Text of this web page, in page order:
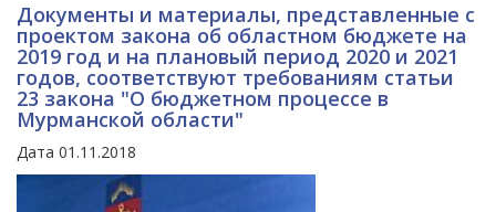
Документы и материалы, представленные с
проектом закона об областном бюджете на
2019 год и на плановый период 2020 и 2021
годов, соответствуют требованиям статьи
23 закона "О бюджетном процессе в
Мурманской области"
Дата 01.11.2018